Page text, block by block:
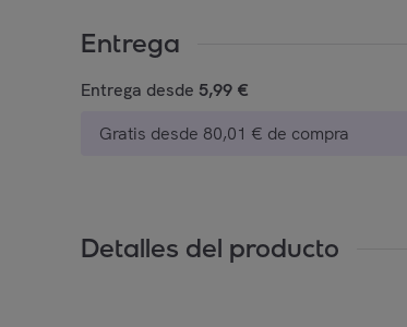
Entrega
Entrega desde 5,99 €
Gratis desde 80,01 € de compra
Detalles del producto